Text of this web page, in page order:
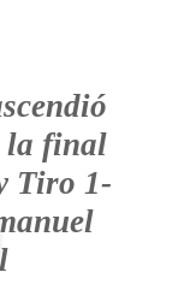
la final
Tiro 1-